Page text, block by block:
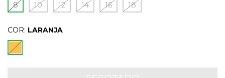
8
10 12 14 16 18
COR: LARANJA